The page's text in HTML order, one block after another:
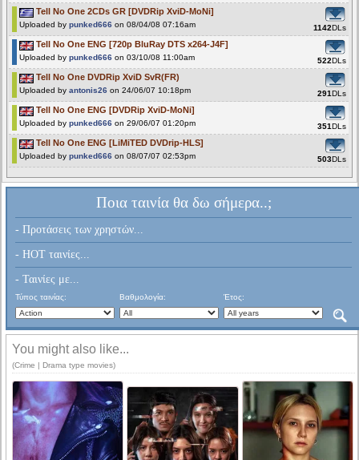
Tell No One 2CDs GR [DVDRip XviD-MoNi]
Uploaded by punked666 on 08/04/08 07:16am 1142DLs
Tell No One ENG [720p BluRay DTS x264-J4F]
Uploaded by punked666 on 03/10/08 11:00am 522DLs
Tell No One DVDRip XviD SvR(FR)
Uploaded by antonis26 on 24/06/07 10:18pm 291DLs
Tell No One ENG [DVDRip XviD-MoNi]
Uploaded by punked666 on 29/06/07 01:20pm 351DLs
Tell No One ENG [LiMiTED DVDrip-HLS]
Uploaded by punked666 on 08/07/07 02:53pm 503DLs
Ποια ταινία θα δω σήμερα..;
- Προτάσεις των χρηστών...
- HOT ταινίες...
- Ταινίες με...
Τύπος ταινίας: Βαθμολογία: Έτος:
You might also like...
(Crime | Drama type movies)